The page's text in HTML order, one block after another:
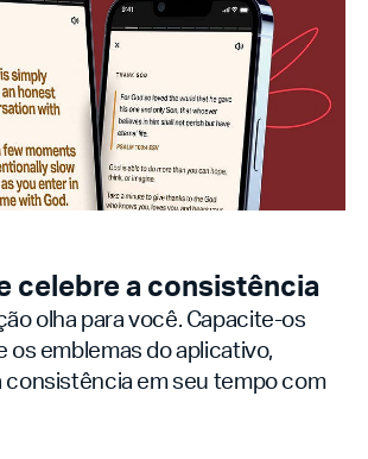
celebre a consistência
olha para você. Capacite-os
os emblemas do aplicativo,
consistência em seu tempo com